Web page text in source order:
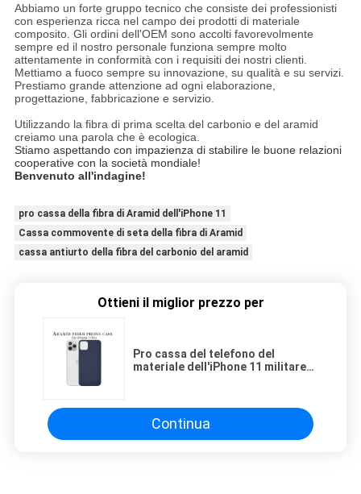
Abbiamo un forte gruppo tecnico che consiste dei professionisti
con esperienza ricca nel campo dei prodotti di materiale
composito. Gli ordini dell'OEM sono accolti favorevolmente
sempre ed il nostro personale funziona sempre molto
attentamente in conformità con i requisiti dei nostri clienti.
Mettiamo a fuoco sempre su innovazione, su qualità e su servizi.
Prestiamo grande attenzione ad ogni elaborazione,
progettazione, fabbricazione e servizio.
Utilizzando la fibra di prima scelta del carbonio e del aramid
creiamo una parola che è ecologica.
Stiamo aspettando con impazienza di stabilire le buone relazioni
cooperative con la società mondiale!
Benvenuto all'indagine!
pro cassa della fibra di Aramid dell'iPhone 11
Cassa commovente di seta della fibra di Aramid
cassa antiurto della fibra del carbonio del aramid
Ottieni il miglior prezzo per
Pro cassa del telefono del
materiale dell'iPhone 11 militare
Continua